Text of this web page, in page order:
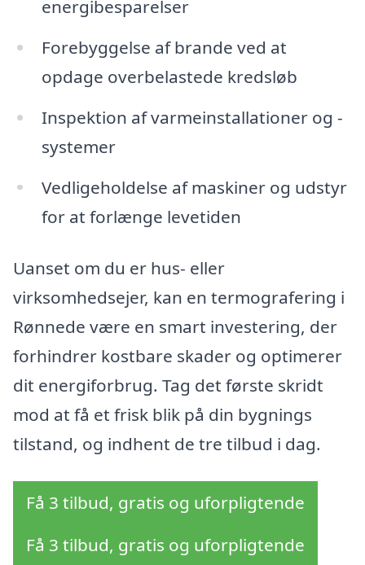
energibesparelser
Forebyggelse af brande ved at
opdage overbelastede kredsløb
Inspektion af varmeinstallationer og -
systemer
Vedligeholdelse af maskiner og udstyr
for at forlænge levetiden
Uanset om du er hus- eller
virksomhedsejer, kan en termografering i
Rønnede være en smart investering, der
forhindrer kostbare skader og optimerer
dit energiforbrug. Tag det første skridt
mod at få et frisk blik på din bygnings
tilstand, og indhent de tre tilbud i dag.
Få 3 tilbud, gratis og uforpligtende
Få 3 tilbud, gratis og uforpligtende